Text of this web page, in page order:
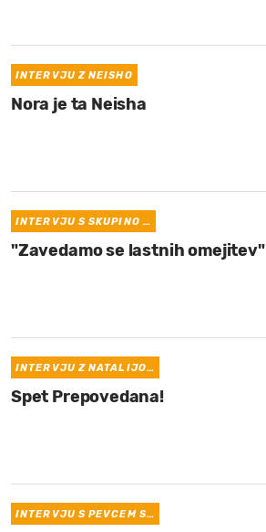
INTERVJU Z NEISHO
Nora je ta Neisha
INTERVJU S SKUPINO …
"Zavedamo se lastnih omejitev"
INTERVJU Z NATALIJO…
Spet Prepovedana!
INTERVJU S PEVCEM S…